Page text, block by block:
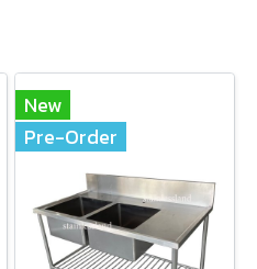
New
Pre-Order